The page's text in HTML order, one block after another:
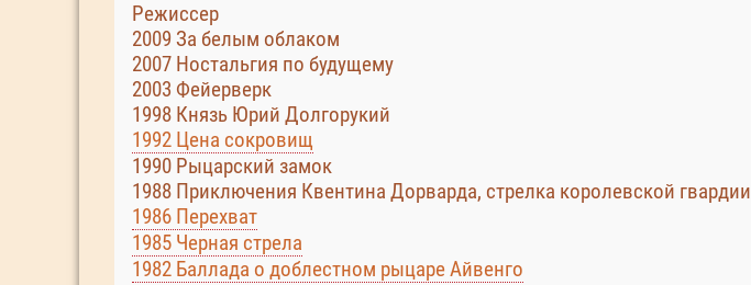
Режиссер
2009 За белым облаком
2007 Ностальгия по будущему
2003 Фейерверк
1998 Князь Юрий Долгорукий
1992 Цена сокровищ
1990 Рыцарский замок
1988 Приключения Квентина Дорварда, стрелка королевской гвардии
1986 Перехват
1985 Черная стрела
1982 Баллада о доблестном рыцаре Айвенго